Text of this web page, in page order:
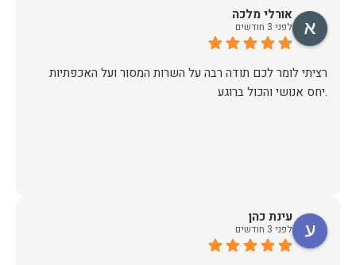
אורלי מלכה
לפני 3 חודשים
רציתי לומר לכם תודה רבה על השרות המסור ועל האכפתיות
.יחס אנושי והכול ברוגע
עינת כהן
לפני 3 חודשים